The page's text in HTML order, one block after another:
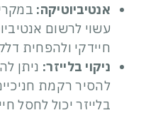
אנטיביוטיקה:
עשוי לרשום
חיידקי ולהפחית
ניקוי בלייזר: ניתן
להסיר רקמת
בלייזר יכול לחסל